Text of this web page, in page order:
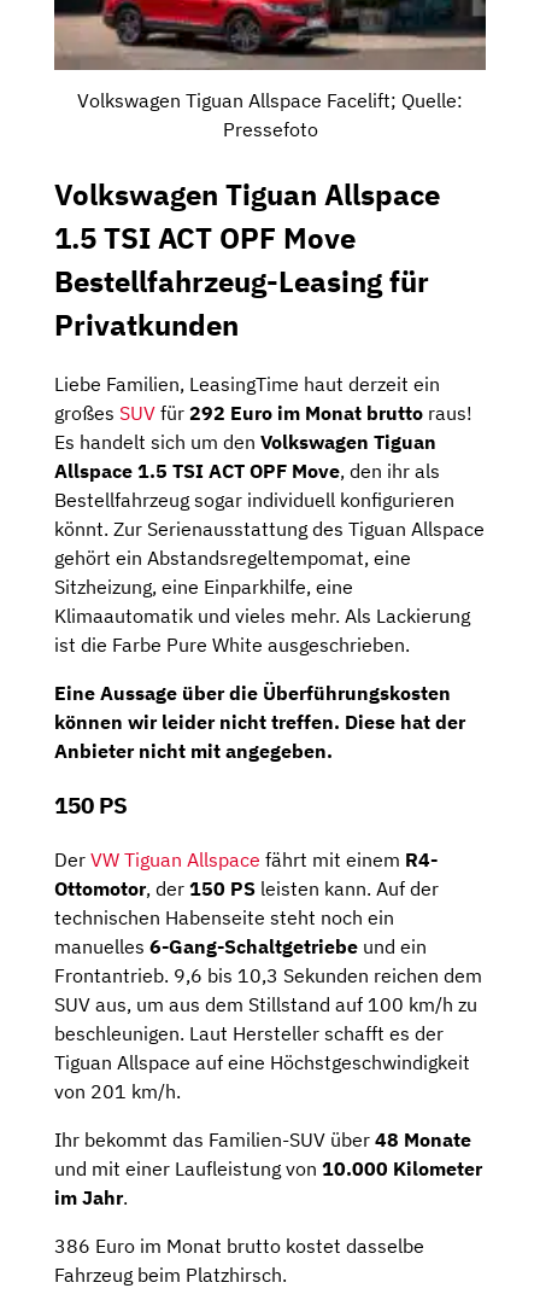
Volkswagen Tiguan Allspace Facelift; Quelle:
Pressefoto
Volkswagen Tiguan Allspace
1.5 TSI ACT OPF Move
Bestellfahrzeug-Leasing für
Privatkunden
Liebe Familien, LeasingTime haut derzeit ein
großes SUV für 292 Euro im Monat brutto raus!
Es handelt sich um den Volkswagen Tiguan
Allspace 1.5 TSI ACT OPF Move, den ihr als
Bestellfahrzeug sogar individuell konfigurieren
könnt. Zur Serienausstattung des Tiguan Allspace
gehört ein Abstandsregeltempomat, eine
Sitzheizung, eine Einparkhilfe, eine
Klimaautomatik und vieles mehr. Als Lackierung
ist die Farbe Pure White ausgeschrieben.
Eine Aussage über die Überführungskosten
können wir leider nicht treffen. Diese hat der
Anbieter nicht mit angegeben.
150 PS
Der VW Tiguan Allspace fährt mit einem R4-
Ottomotor, der 150 PS leisten kann. Auf der
technischen Habenseite steht noch ein
manuelles 6-Gang-Schaltgetriebe und ein
Frontantrieb. 9,6 bis 10,3 Sekunden reichen dem
SUV aus, um aus dem Stillstand auf 100 km/h zu
beschleunigen. Laut Hersteller schafft es der
Tiguan Allspace auf eine Höchstgeschwindigkeit
von 201 km/h.
Ihr bekommt das Familien-SUV über 48 Monate
und mit einer Laufleistung von 10.000 Kilometer
im Jahr.
386 Euro im Monat brutto kostet dasselbe
Fahrzeug beim Platzhirsch.